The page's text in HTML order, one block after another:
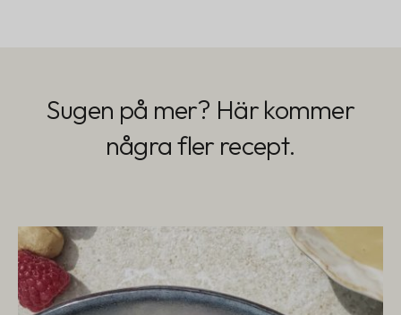
Sugen på mer? Här kommer
några fler recept.